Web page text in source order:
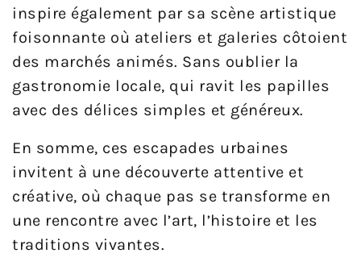
inspire également par sa scène artistique
foisonnante où ateliers et galeries côtoient
des marchés animés. Sans oublier la
gastronomie locale, qui ravit les papilles
avec des délices simples et généreux.
En somme, ces escapades urbaines
invitent à une découverte attentive et
créative, où chaque pas se transforme en
une rencontre avec l’art, l’histoire et les
traditions vivantes.